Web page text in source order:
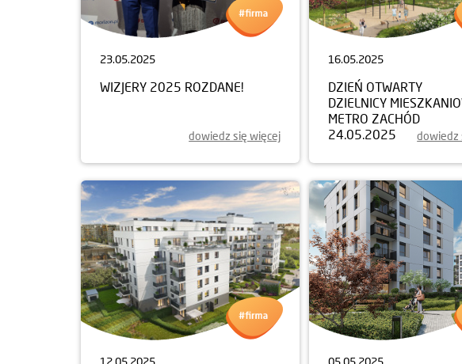
23.05.2025
WIZJERY 2025 ROZDANE!
dowiedz się więcej
16.05.2025
DZIEŃ OTWARTY
DZIELNICY
METRO ZACHÓD
24.05.2025
dowiedz
12.05.2025 05.05.2025